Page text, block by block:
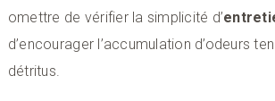
omettre de vérifier la simplicité d’
d’encourager l’accumulation d’odeurs
détritus.